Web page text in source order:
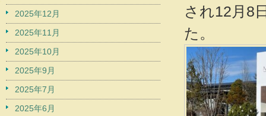
され12月8
た。
2025年12月
2025年11月
2025年10月
2025年9月
2025年7月
2025年6月